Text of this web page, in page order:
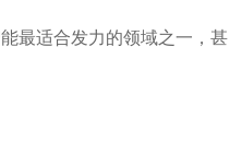
最适合发力的领域之一，甚